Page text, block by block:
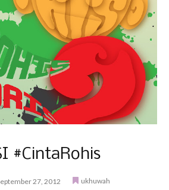
#CintaRohis
27, 2012 ukhuwah